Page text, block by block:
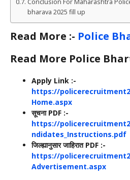
bharava 2025 fill up
Read More :- Police
Read More Police
Apply Link :-
https://
Home.aspx
सूचना PDF :-
https://
ndidates_Instructions.pdf
जिल्ह्यानुसार जाहिरात PDF :-
https://
Advertisement.aspx